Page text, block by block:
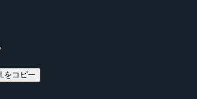
をコピー